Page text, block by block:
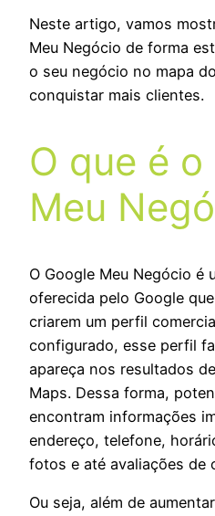
Neste artigo, vamos
Meu Negócio de forma
o seu negócio no mapa
conquistar mais clientes.
O que é
Meu
O Google Meu Negócio é
oferecida pelo Google
criarem um perfil
configurado, esse perfil
apareça nos resultados
Maps. Dessa forma,
encontram informações
endereço, telefone,
fotos e até avaliações de
Ou seja, além de